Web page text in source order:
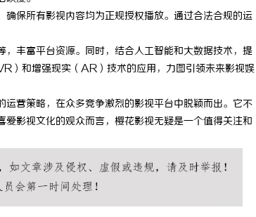
保所有影视内容均为正规授权播放。通过合法合规的运
丰富平台资源。同时，结合人工智能和大数据技术，提
）和增强现实（AR）技术的应用，力图引领未来影视娱
营策略，在众多竞争激烈的影视平台中脱颖而出。它不
影视文化的观众而言，樱花影视无疑是一个值得关注和